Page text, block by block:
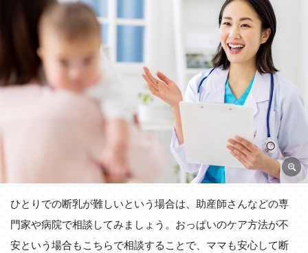
ひとりでの断乳が難しいという場合は、助産師さんなどの専
門家や病院で相談してみましょう。おっぱいのケア方法が不
安という場合もこちらで相談することで、ママも安心して断